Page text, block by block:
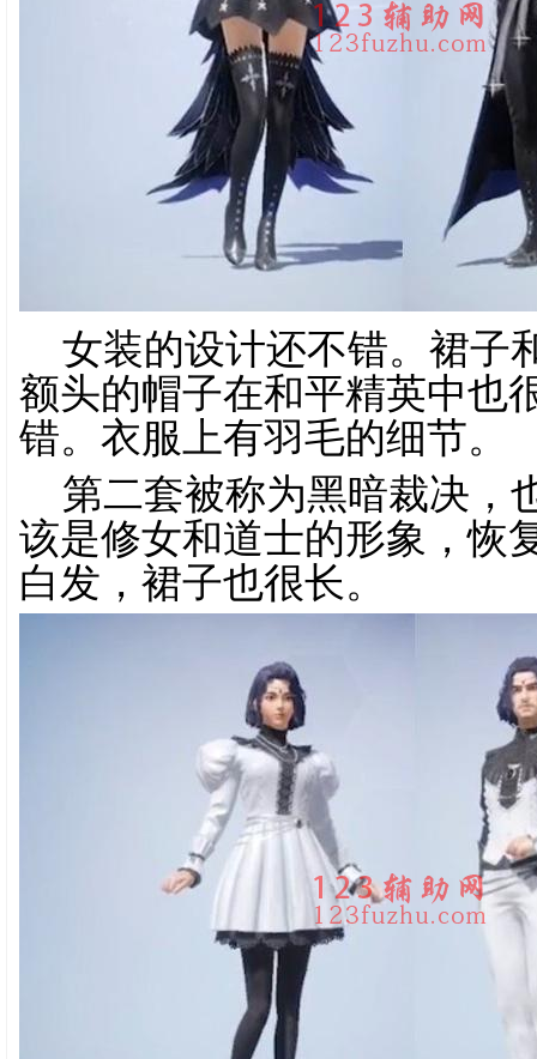
女装的设计还不错。裙子
额头的帽子在和平精英中也
错。衣服上有羽毛的细节。
第二套被称为黑暗裁决，
该是修女和道士的形象，恢
白发，裙子也很长。